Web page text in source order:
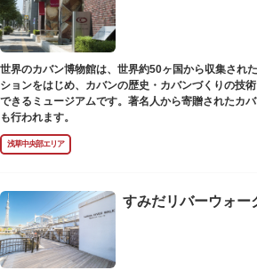
世界のカバン博物館は、世界約50ヶ国から収集され
ションをはじめ、カバンの歴史・カバンづくりの技
できるミュージアムです。著名人から寄贈されたカ
も行われます。
浅草中央部エリア
すみだリバーウォー